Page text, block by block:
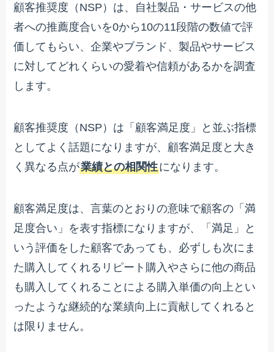
顧客推奨度（NSP）は、自社製品・サービスの他
者への推薦度合いを0から10の11段階の数値で評
価してもらい、企業やブランド、製品やサービス
に対してどれくらいの愛着や信頼があるかを調査
します。
顧客推奨度（NSP）は「顧客満足度」と並ぶ指標
としてよく話題になりますが、顧客満足度と大き
く異なる点が業績との相関性になります。
顧客満足度は、言葉のとおりの意味で顧客の「満
足度合い」を表す指標になりますが、「満足」と
いう評価をした顧客であっても、必ずしも次にま
た購入してくれるリピート購入やさらに他の商品
も購入してくれることによる購入単価の向上とい
ったような継続的な業績向上に貢献してくれると
は限りません。